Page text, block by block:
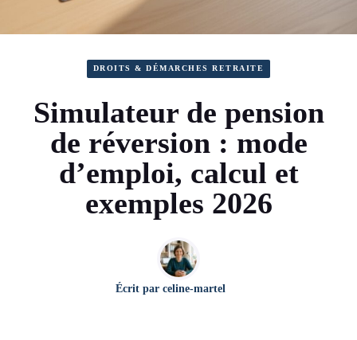
DROITS & DÉMARCHES RETRAITE
Simulateur de pension
de réversion : mode
d’emploi, calcul et
exemples 2026
Écrit par celine-martel